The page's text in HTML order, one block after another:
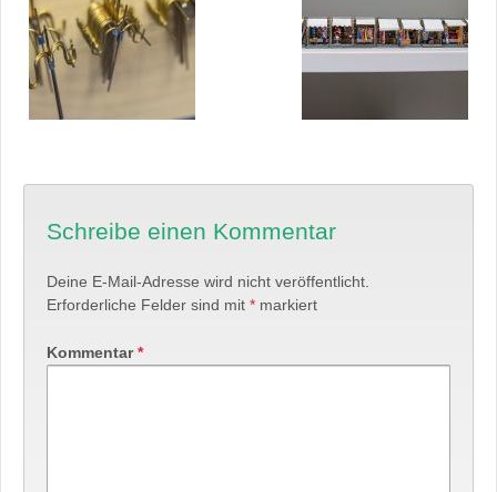
Schreibe einen Kommentar
Deine E-Mail-Adresse wird nicht veröffentlicht.
Erforderliche Felder sind mit * markiert
Kommentar*